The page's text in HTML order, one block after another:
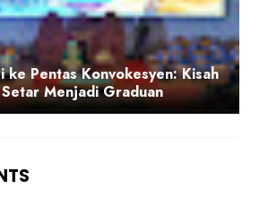
ke Pentas Konvokesyen: Kisah
Menjadi Graduan